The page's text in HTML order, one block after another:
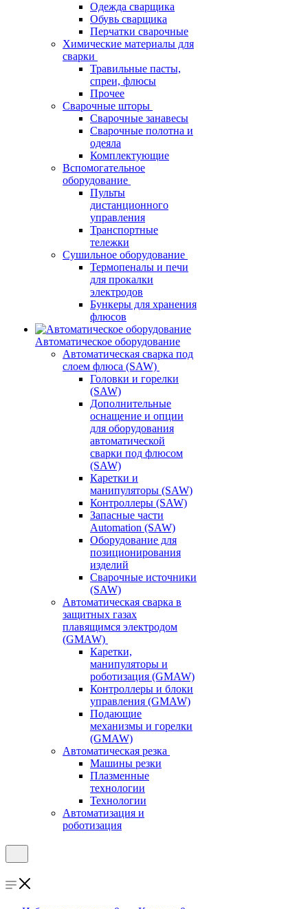
Одежда сварщика
Обувь сварщика
Перчатки сварочные
Химические материалы для
сварки
Травильные пасты,
спреи, флюсы
Прочее
Сварочные шторы
Сварочные занавесы
Сварочные полотна и
одеяла
Комплектующие
Вспомогательное
оборудование
Пульты
дистанционного
управления
Транспортные
тележки
Сушильное оборудование
Термопеналы и печи
для прокалки
электродов
Бункеры для хранения
флюсов
Автоматическое оборудование
Автоматическая сварка под
слоем флюса (SAW)
Головки и горелки
(SAW)
Дополнительные
оснащение и опции
для оборудования
автоматической
сварки под флюсом
(SAW)
Каретки и
манипуляторы (SAW)
Контроллеры (SAW)
Запасные части
Automation (SAW)
Оборудование для
позиционирования
изделий
Сварочные источники
(SAW)
Автоматическая сварка в
защитных газах
плавящимся электродом
(GMAW)
Каретки,
манипуляторы и
роботизация (GMAW)
Контроллеры и блоки
управления (GMAW)
Подающие
механизмы и горелки
(GMAW)
Автоматическая резка
Машины резки
Плазменные
технологии
Технологии
Автоматизация и
роботизация